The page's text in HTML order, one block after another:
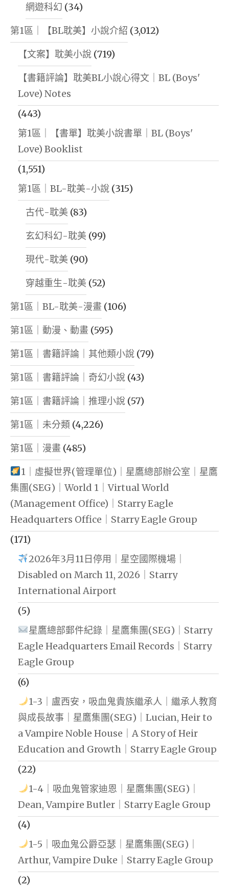
網遊科幻 (34)
第1區｜【BL耽美】小說介紹 (3,012)
【文案】耽美小說 (719)
【書籍評論】耽美BL小說心得文｜BL (Boys'
Love) Notes
(443)
第1區｜【書單】耽美小說書單｜BL (Boys'
Love) Booklist
(1,551)
第1區｜BL-耽美-小說 (315)
古代-耽美 (83)
玄幻科幻-耽美 (99)
現代-耽美 (90)
穿越重生-耽美 (52)
第1區｜BL-耽美-漫畫 (106)
第1區｜動漫、動畫 (595)
第1區｜書籍評論｜其他類小說 (79)
第1區｜書籍評論｜奇幻小說 (43)
第1區｜書籍評論｜推理小說 (57)
第1區｜未分類 (4,226)
第1區｜漫畫 (485)
1｜虛擬世界(管理單位)｜星鷹總部辦公室｜星鷹
集團(SEG)｜World 1｜Virtual World
(Management Office)｜Starry Eagle
Headquarters Office｜Starry Eagle Group
(171)
2026年3月11日停用｜星空國際機場｜
Disabled on March 11, 2026｜Starry
International Airport
(5)
星鷹總部郵件紀錄｜星鷹集團(SEG)｜Starry
Eagle Headquarters Email Records｜Starry
Eagle Group
(6)
1-3｜盧西安，吸血鬼貴族繼承人｜繼承人教育
與成長故事｜星鷹集團(SEG)｜Lucian, Heir to
a Vampire Noble House｜A Story of Heir
Education and Growth｜Starry Eagle Group
(22)
1-4｜吸血鬼管家迪恩｜星鷹集團(SEG)｜
Dean, Vampire Butler｜Starry Eagle Group
(4)
1-5｜吸血鬼公爵亞瑟｜星鷹集團(SEG)｜
Arthur, Vampire Duke｜Starry Eagle Group
(2)